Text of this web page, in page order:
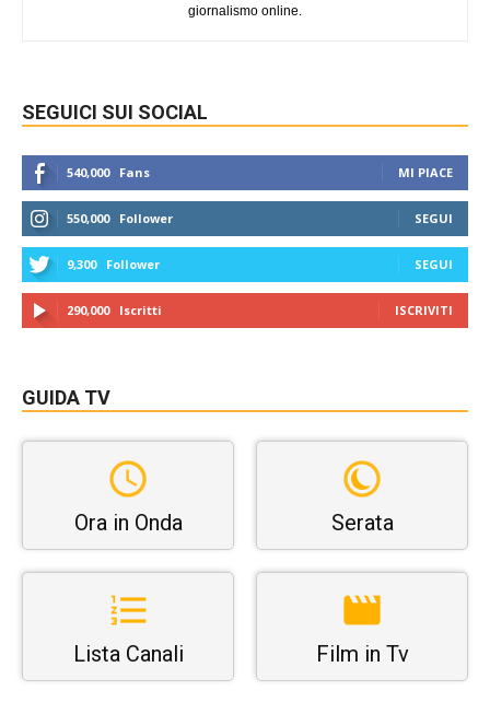
giornalismo online.
SEGUICI SUI SOCIAL
540,000 Fans MI PIACE
550,000 Follower SEGUI
9,300 Follower SEGUI
290,000 Iscritti ISCRIVITI
GUIDA TV
Ora in Onda Serata
Lista Canali Film in Tv